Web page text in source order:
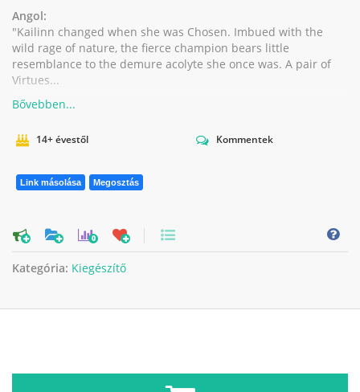
Angol:
"Kailinn changed when she was Chosen. Imbued with the
wild rage of nature, the fierce champion bears little
resemblance to the demure acolyte she once was. A pair of
Virtues...
14+ évestől Kommentek
Link másolása Megosztás
0
Kategória: Kiegészítő